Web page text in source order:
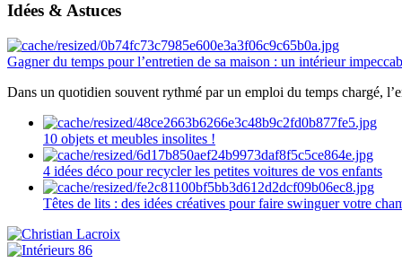
Idées & Astuces
Gagner du temps pour l’entretien de sa maison : un intérieur
Dans un quotidien souvent rythmé par un emploi du temps chargé,
10 objets et meubles insolites !
4 idées déco pour recycler les petites voitures de vos enfants
Têtes de lits : des idées créatives pour faire swinguer votre